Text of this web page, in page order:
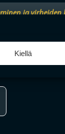
ja virheiden
Tallenna ja
Kiellä